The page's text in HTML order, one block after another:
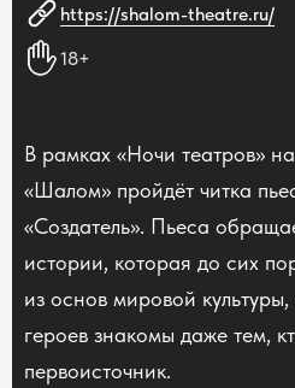
https://shalom-theatre.ru/
18+
В рамках «Ночи театров»
«Шалом» пройдёт читка
«Создатель». Пьеса
истории, которая до сих
из основ мировой
героев знакомы даже тем,
первоисточник.